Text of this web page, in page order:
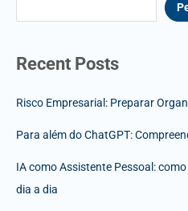
Recent Posts
Risco Empresarial: Preparar
Para além do ChatGPT:
IA como Assistente Pessoal:
dia a dia